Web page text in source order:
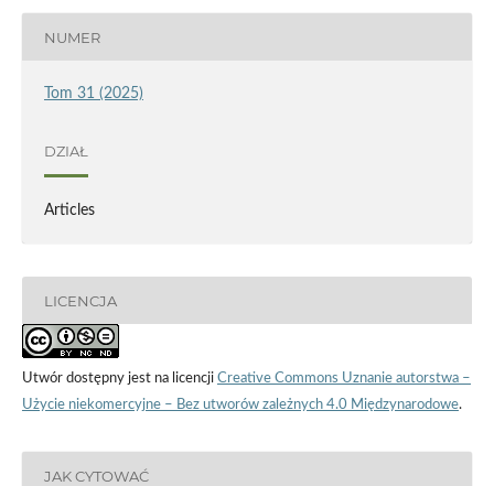
NUMER
Tom 31 (2025)
DZIAŁ
Articles
LICENCJA
Utwór dostępny jest na licencji Creative Commons Uznanie autorstwa –
Użycie niekomercyjne – Bez utworów zależnych 4.0 Międzynarodowe.
JAK CYTOWAĆ